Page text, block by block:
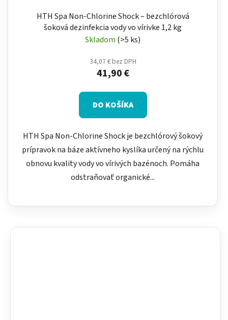
HTH Spa Non-Chlorine Shock – bezchlórová
šoková dezinfekcia vody vo vírivke 1,2 kg
Skladom (>5 ks)
34,07 € bez DPH
41,90 €
DO KOŠÍKA
HTH Spa Non-Chlorine Shock je bezchlórový šokový
prípravok na báze aktívneho kyslíka určený na rýchlu
obnovu kvality vody vo vírivých bazénoch. Pomáha
odstraňovať organické...